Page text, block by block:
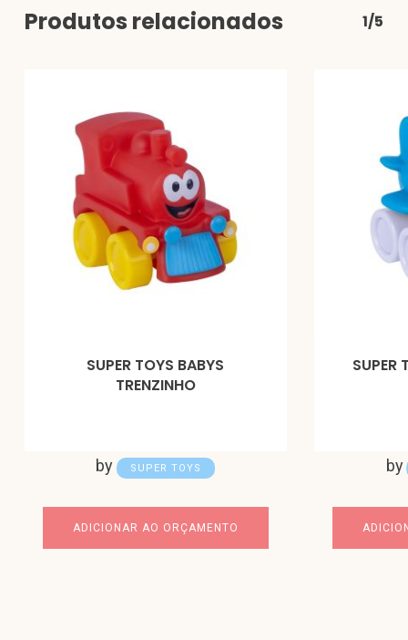
Produtos relacionados 1/5
SUPER TOYS BABYS
TRENZINHO
by SUPER TOYS
ADICIONAR AO ORÇAMENTO
SUPER
by